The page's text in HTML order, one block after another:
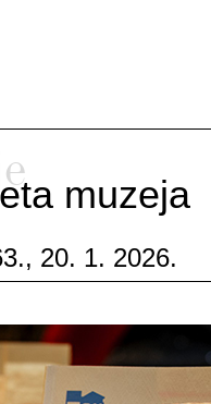
muzeja
20. 1. 2026.